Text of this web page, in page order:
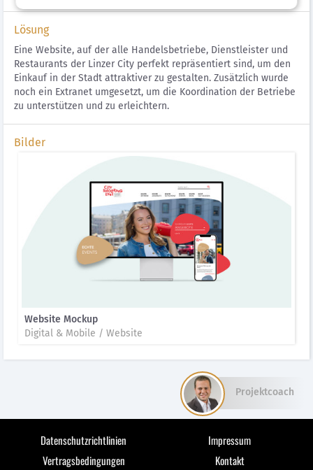
Lösung
Eine Website, auf der alle Handelsbetriebe, Dienstleister und
Restaurants der Linzer City perfekt repräsentiert sind, um den
Einkauf in der Stadt attraktiver zu gestalten. Zusätzlich wurde
noch ein Extranet umgesetzt, um die Koordination der Betriebe
zu unterstützen und zu erleichtern.
Bilder
Website Mockup
Digital & Mobile / Website
Datenschutzrichtlinien
Impressum
Vertragsbedingungen
Kontakt
Projektcoach